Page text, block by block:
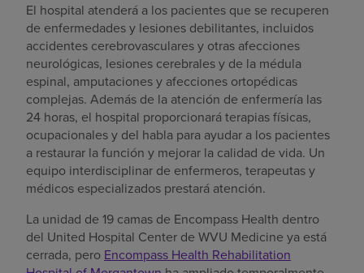
El hospital atenderá a los pacientes que se recuperen
de enfermedades y lesiones debilitantes, incluidos
accidentes cerebrovasculares y otras afecciones
neurológicas, lesiones cerebrales y de la médula
espinal, amputaciones y afecciones ortopédicas
complejas. Además de la atención de enfermería las
24 horas, el hospital proporcionará terapias físicas,
ocupacionales y del habla para ayudar a los pacientes
a restaurar la función y mejorar la calidad de vida. Un
equipo interdisciplinar de enfermeros, terapeutas y
médicos especializados prestará atención.
La unidad de 19 camas de Encompass Health dentro
del United Hospital Center de WVU Medicine ya está
cerrada, pero Encompass Health Rehabilitation